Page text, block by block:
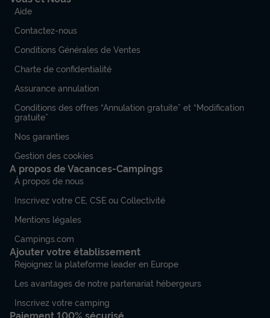
Aide
Contactez-nous
Conditions Générales de Ventes
Charte de confidentialité
Assurance annulation
Conditions des offres “Annulation gratuite” et “Modification
gratuite”
Nos garanties
Gestion des cookies
A propos de Vacances-Campings
À propos de nous
Inscrivez votre CE, CSE ou Collectivité
Mentions légales
Campings.com
Ajouter votre établissement
Rejoignez la plateforme leader en Europe
Les avantages de notre partenariat hébergeurs
Inscrivez votre camping
Paiement 100% sécurisé